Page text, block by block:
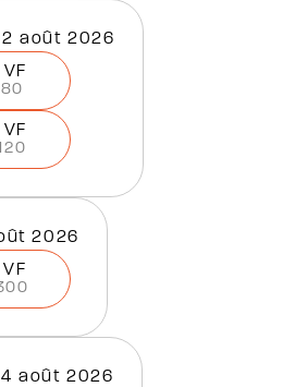
août 2026
2026
août 2026